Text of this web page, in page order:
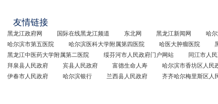
友情链接
黑龙江政府网 国际在线黑龙江频道 东北网 黑龙江新闻网
哈
哈尔滨市第五医院
哈尔滨医科大学附属第四医院 哈医大肿瘤医院
黑龙江中医药大学附属第二医院
绥芬河市人民政府门户网站
同江市人
拜泉县人民政府
宾县人民政府 富德生命人寿
哈尔滨市香坊区人民
伊春市人民政府
哈尔滨银行 兰西县人民政府 齐齐哈尔梅里斯区人